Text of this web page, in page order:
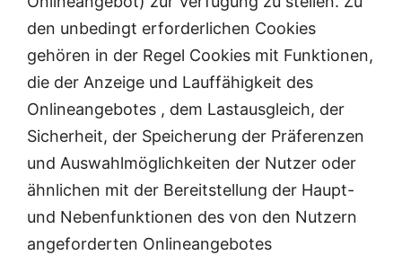
den unbedingt erforderlichen Cookies
gehören in der Regel Cookies mit Funktionen,
die der Anzeige und Lauffähigkeit des
Onlineangebotes , dem Lastausgleich, der
Sicherheit, der Speicherung der Präferenzen
und Auswahlmöglichkeiten der Nutzer oder
ähnlichen mit der Bereitstellung der Haupt-
und Nebenfunktionen des von den Nutzern
angeforderten Onlineangebotes